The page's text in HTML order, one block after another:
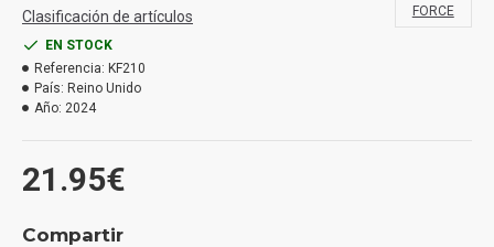
21.95€
Clasificación de artículos
EN STOCK
Referencia: KF210
País: Reino Unido
Año: 2024
FORCE
Compartir